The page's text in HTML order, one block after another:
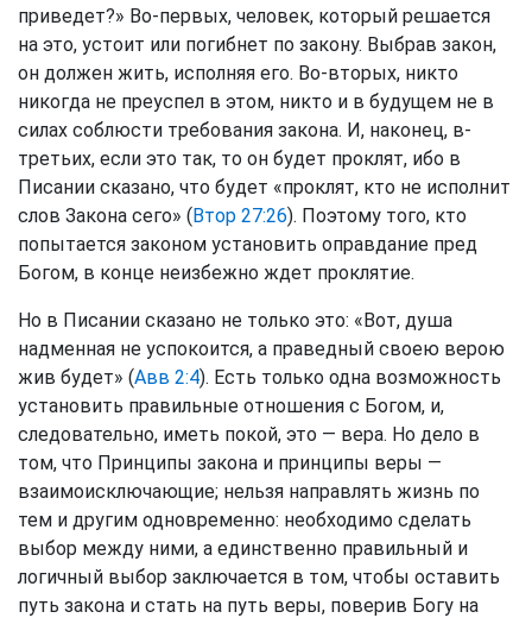
приведет?» Во-первых, человек, который решается
на это, устоит или погибнет по закону. Выбрав закон,
он должен жить, исполняя его. Во-вторых, никто
никогда не преуспел в этом, никто и в будущем не в
силах соблюсти требования закона. И, наконец, в-
третьих, если это так, то он будет проклят, ибо в
Писании сказано, что будет «проклят, кто не исполнит
слов Закона сего» (Втор 27:26). Поэтому того, кто
попытается законом установить оправдание пред
Богом, в конце неизбежно ждет проклятие.
Но в Писании сказано не только это: «Вот, душа
надменная не успокоится, а праведный своею верою
жив будет» (Авв 2:4). Есть только одна возможность
установить правильные отношения с Богом, и,
следовательно, иметь покой, это — вера. Но дело в
том, что Принципы закона и принципы веры —
взаимоисключающие; нельзя направлять жизнь по
тем и другим одновременно: необходимо сделать
выбор между ними, а единственно правильный и
логичный выбор заключается в том, чтобы оставить
путь закона и стать на путь веры, поверив Богу на